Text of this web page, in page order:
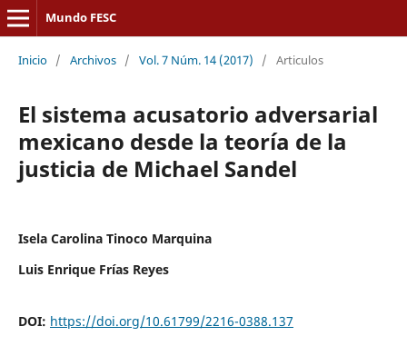
Mundo FESC
Inicio / Archivos / Vol. 7 Núm. 14 (2017) / Articulos
El sistema acusatorio adversarial
mexicano desde la teoría de la
justicia de Michael Sandel
Isela Carolina Tinoco Marquina
Luis Enrique Frías Reyes
DOI: https://doi.org/10.61799/2216-0388.137